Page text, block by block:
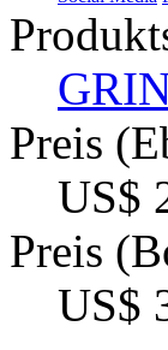
Preis
US$
Preis
US$